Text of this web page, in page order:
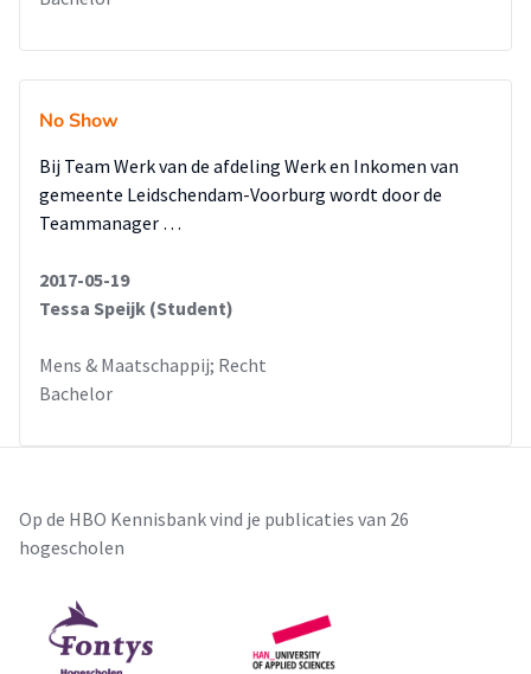
No Show
Bij Team Werk van de afdeling Werk en Inkomen van
gemeente Leidschendam-Voorburg wordt door de
Teammanager …
2017-05-19
Tessa Speijk (Student)
Mens & Maatschappij; Recht
Bachelor
Op de HBO Kennisbank vind je publicaties van 26
hogescholen